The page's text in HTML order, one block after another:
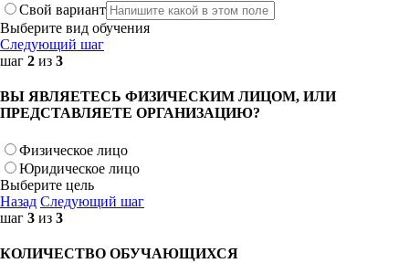
Свой вариант
Выберите вид обучения
Следующий шаг
шаг 2 из 3
ВЫ ЯВЛЯЕТЕСЬ ФИЗИЧЕСКИМ ЛИЦОМ, ИЛИ
ПРЕДСТАВЛЯЕТЕ ОРГАНИЗАЦИЮ?
Физическое лицо
Юридическое лицо
Выберите цель
Назад Следующий шаг
шаг 3 из 3
КОЛИЧЕСТВО ОБУЧАЮЩИХСЯ